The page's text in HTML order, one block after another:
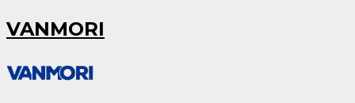
VANMORI